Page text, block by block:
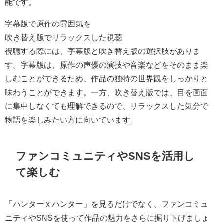
能です。
字幕版で原作の雰囲気を
吹き替え版でリラックスした視聴
視聴する際には、字幕版と吹き替え版の選択肢がありま
す。字幕版は、原作の声優の演技や音楽などをそのまま楽
しむことができるため、作品の独特の世界観をしっかりと
味わうことができます。一方、吹き替え版では、目を画面
に集中しなくても理解できるので、リラックスした気分で
物語を楽しみたい方に向いています。
ファンコミュニティやSNSを活用し
て楽しむ
「ハンター x ハンター」を見るだけでなく、ファンコミュ
ニティやSNSを使って作品の魅力をさらに掘り下げましょ